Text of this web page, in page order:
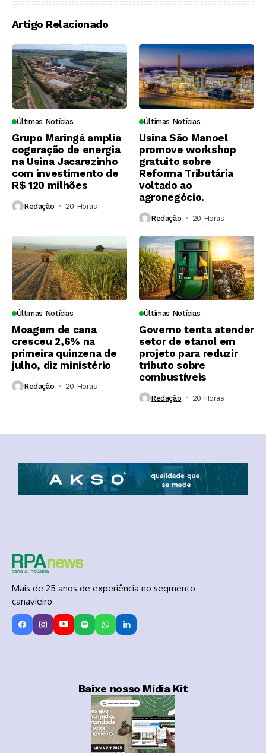
Artigo Relacionado
Últimas Notícias
Grupo Maringá amplia
cogeração de energia
na Usina Jacarezinho
com investimento de
R$ 120 milhões
Redação 20 Horas ⁮
Últimas Notícias
Usina São Manoel
promove workshop
gratuito sobre
Reforma Tributária
voltado ao
agronegócio.
Redação 20 Horas ⁮
Últimas Notícias
Moagem de cana
cresceu 2,6% na
primeira quinzena de
julho, diz ministério
Redação 20 Horas ⁮
Últimas Notícias
Governo tenta atender
setor de etanol em
projeto para reduzir
tributo sobre
combustíveis
Redação 20 Horas ⁮
Mais de 25 anos de experiência no segmento
canavieiro
Baixe nosso Mídia Kit